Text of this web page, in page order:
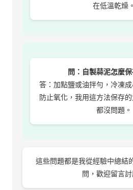
在低溫乾燥。
問：自製蒜泥怎麼
答：加點鹽或油拌勻，冷凍
防止氧化，我用這方法保存
都沒問題。
這些問題都是我從經驗中總結
問，歡迎留言討